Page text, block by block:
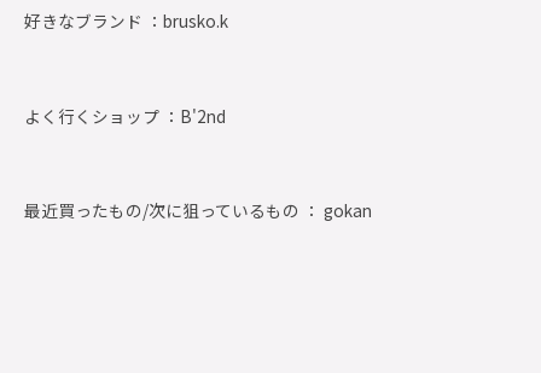
好きなブランド ： brusko.k
よく行くショップ ： B'2nd
最近買ったもの/次に狙っているもの ： gokan